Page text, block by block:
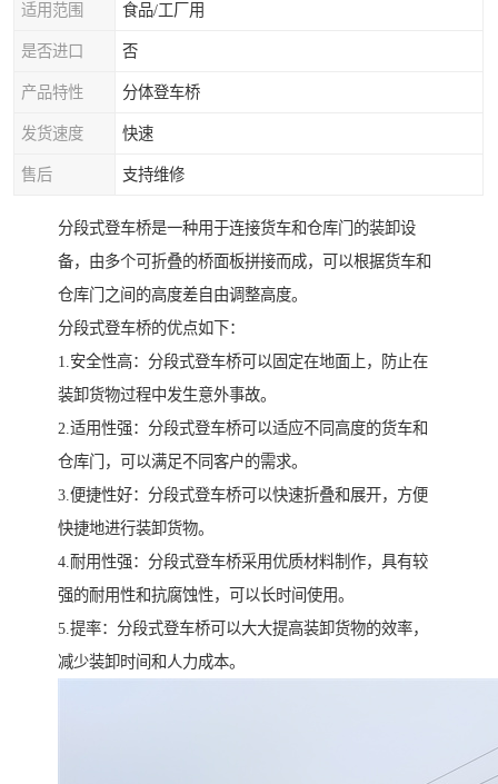
适用范围 食品/工厂用
是否进口 否
产品特性 分体登车桥
发货速度 快速
售后 支持维修
分段式登车桥是一种用于连接货车和仓库门的装卸设
备，由多个可折叠的桥面板拼接而成，可以根据货车和
仓库门之间的高度差自由调整高度。
分段式登车桥的优点如下：
1.安全性高：分段式登车桥可以固定在地面上，防止在
装卸货物过程中发生意外事故。
2.适用性强：分段式登车桥可以适应不同高度的货车和
仓库门，可以满足不同客户的需求。
3.便捷性好：分段式登车桥可以快速折叠和展开，方便
快捷地进行装卸货物。
4.耐用性强：分段式登车桥采用优质材料制作，具有较
强的耐用性和抗腐蚀性，可以长时间使用。
5.提率：分段式登车桥可以大大提高装卸货物的效率，
减少装卸时间和人力成本。